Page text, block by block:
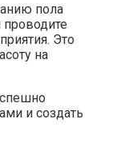
пола
проводите
Это
на
и создать